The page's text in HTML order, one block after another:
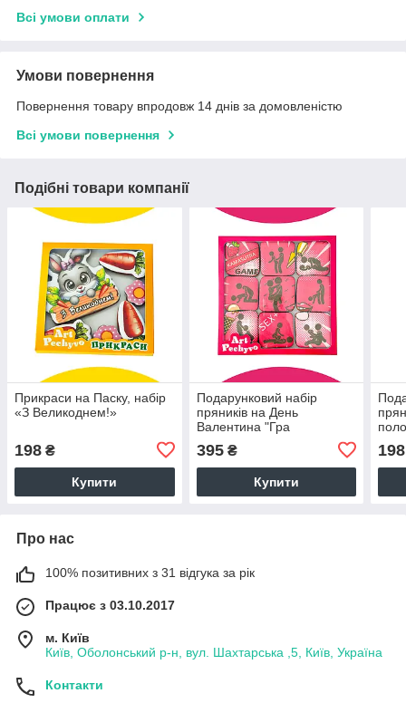
Всі умови оплати
Умови повернення
Повернення товару впродовж 14 днів за домовленістю
Всі умови повернення
Подібні товари компанії
Прикраси на Паску, набір
«З Великоднем!»
198 ₴
Купити
Подарунковий набір
пряників на День
Валентина "Гра
395₴
Купити
198
Про нас
100% позитивних з 31 відгука за рік
Працює з 03.10.2017
м. Київ
Київ, Оболонський р-н, вул. Шахтарська ,5, Київ, Україна
Контакти